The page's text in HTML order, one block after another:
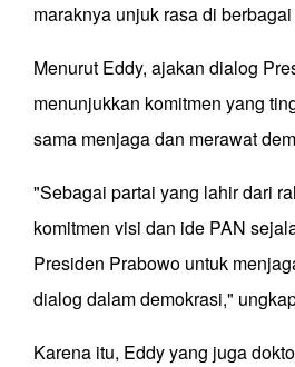
maraknya unjuk rasa di
Menurut Eddy, ajakan dialog
menunjukkan komitmen yang
sama menjaga dan merawat
"Sebagai partai yang lahir dari
komitmen visi dan ide PAN
Presiden Prabowo untuk
dialog dalam demokrasi,"
Karena itu, Eddy yang juga